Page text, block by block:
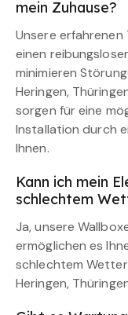
mein Zuhause?
Unsere erfahrenen
einen
minimieren
Heringen,
sorgen für eine
Installation durch
Ihnen.
Kann ich mein
schlechtem
Ja, unsere
ermöglichen es
schlechtem
Heringen,